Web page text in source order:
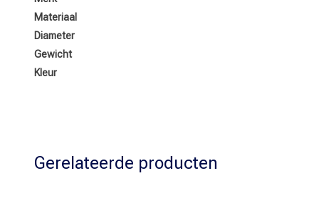
Materiaal
Diameter
Gewicht
Kleur
Gerelateerde producten